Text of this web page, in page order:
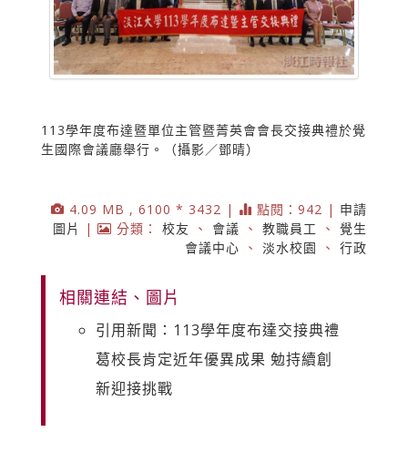
113學年度布達暨單位主管暨菁英會會長交接典禮於覺
生國際會議廳舉行。（攝影／鄧晴）
4.09 MB , 6100 * 3432 | 點閱：942 | 申請
圖片
| 分類： 校友 、 會議 、 教職員工 、 覺生
會議中心 、 淡水校園 、 行政
相關連結、圖片
引用新聞：113學年度布達交接典禮
葛校長肯定近年優異成果 勉持續創
新迎接挑戰